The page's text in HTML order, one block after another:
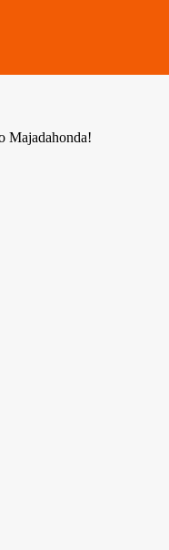
Majadahonda!